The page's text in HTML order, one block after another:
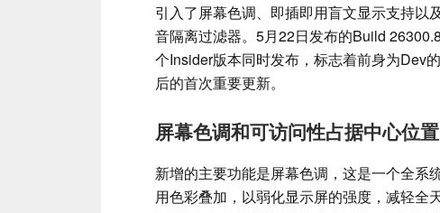
引入了屏幕色调、即插即用盲文显示支持以
音隔离过滤器。5月22日发布的Build
个Insider版本同时发布，标志着前身为Dev
后的首次重要更新。
屏幕色调和可访问性占据中心位置
新增的主要功能是屏幕色调，这是一个全系
用色彩叠加，以弱化显示屏的强度，减轻全